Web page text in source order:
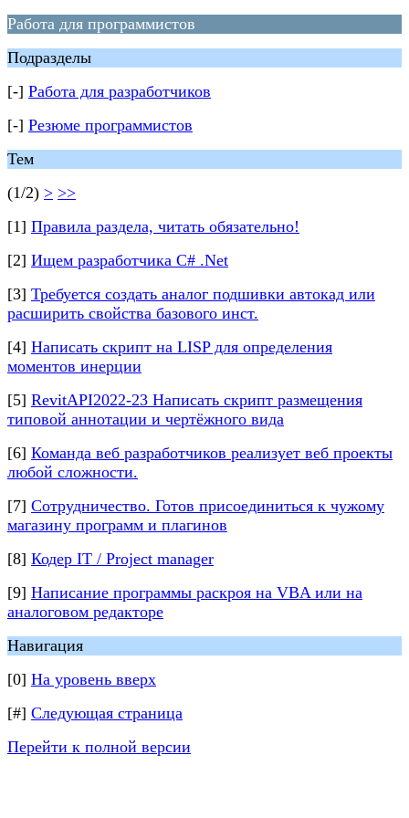
Работа для программистов
Подразделы
[-] Работа для разработчиков
[-] Резюме программистов
Тем
(1/2) > >>
[1] Правила раздела, читать обязательно!
[2] Ищем разработчика C# .Net
[3] Требуется создать аналог подшивки автокад или
расширить свойства базового инст.
[4] Написать скрипт на LISP для определения
моментов инерции
[5] RevitAPI2022-23 Написать скрипт размещения
типовой аннотации и чертёжного вида
[6] Команда веб разработчиков реализует веб проекты
любой сложности.
[7] Сотрудничество. Готов присоединиться к чужому
магазину программ и плагинов
[8] Кодер IT / Project manager
[9] Написание программы раскроя на VBA или на
аналоговом редакторе
Навигация
[0] На уровень вверх
[#] Следующая страница
Перейти к полной версии